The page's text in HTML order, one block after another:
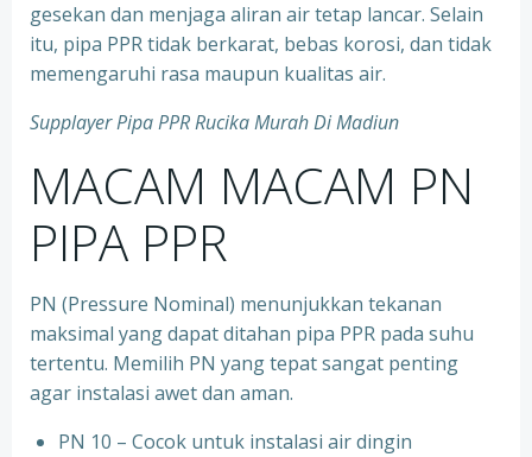
gesekan dan menjaga aliran air tetap lancar. Selain
itu, pipa PPR tidak berkarat, bebas korosi, dan tidak
memengaruhi rasa maupun kualitas air.
Supplayer Pipa PPR Rucika Murah Di Madiun
MACAM MACAM PN
PIPA PPR
PN (Pressure Nominal) menunjukkan tekanan
maksimal yang dapat ditahan pipa PPR pada suhu
tertentu. Memilih PN yang tepat sangat penting
agar instalasi awet dan aman.
PN 10 – Cocok untuk instalasi air dingin